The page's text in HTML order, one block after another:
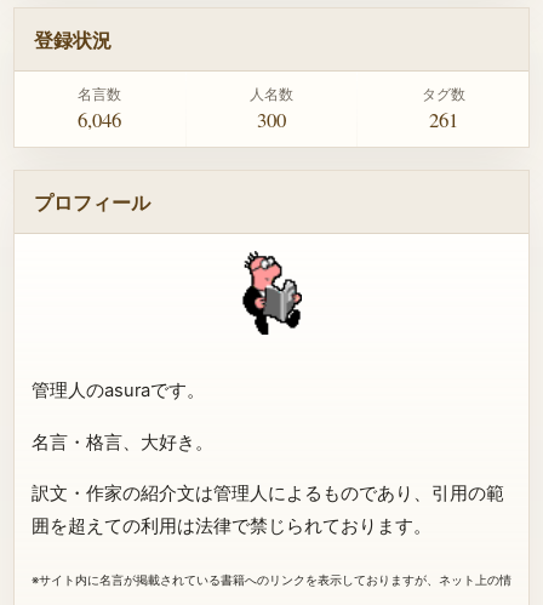
登録状況
名言数
6,046
人名数
300
タグ数
261
プロフィール
管理人のasuraです。
名言・格言、大好き。
訳文・作家の紹介文は管理人によるものであり、引用の範
囲を超えての利用は法律で禁じられております。
※サイト内に名言が掲載されている書籍へのリンクを表示しておりますが、ネット上の情